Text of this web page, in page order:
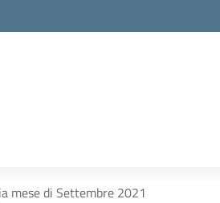
mese di Settembre 2021